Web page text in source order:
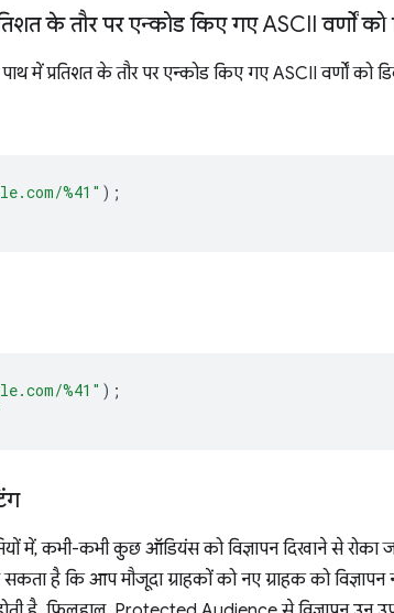
के तौर पर एन्कोड किए गए ASCII वर्णों को
में प्रतिशत के तौर पर एन्कोड किए गए ASCII वर्णों को
%41" );
%41" );
में, कभी-कभी कुछ ऑडियंस को विज्ञापन दिखाने से
है कि आप मौजूदा ग्राहकों को नए ग्राहक को विज्ञापन